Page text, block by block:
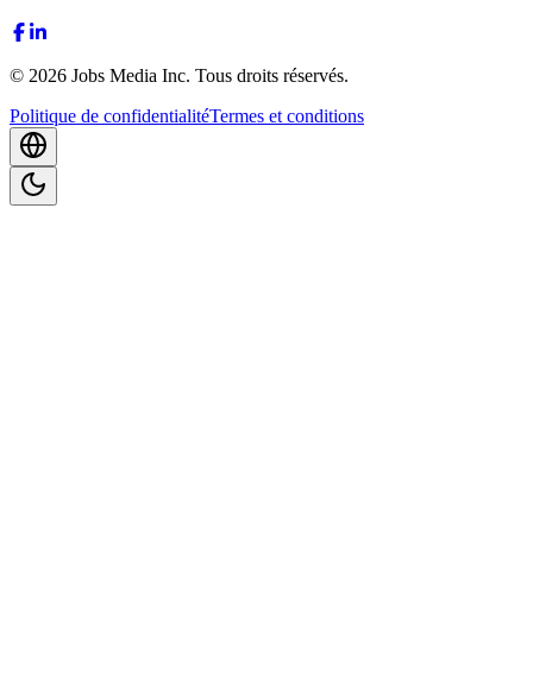
© 2026 Jobs Media Inc. Tous droits réservés.
Politique de confidentialitéTermes et conditions